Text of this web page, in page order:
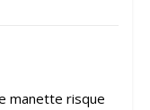
manette risque